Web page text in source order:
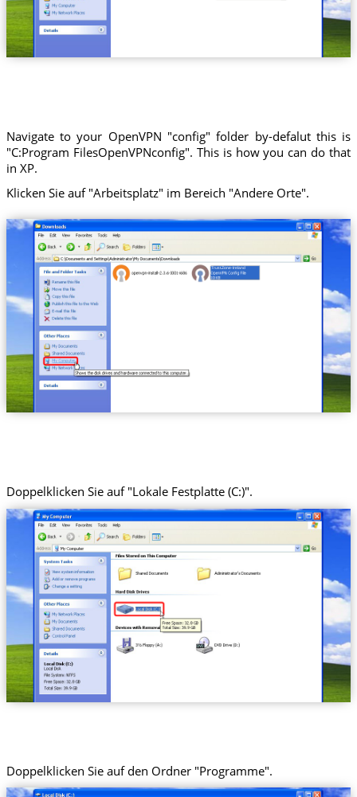
Navigate to your OpenVPN "config" folder by-defalut this is
"C:Program FilesOpenVPNconfig". This is how you can do that
in XP.
Klicken Sie auf "Arbeitsplatz" im Bereich "Andere Orte".
Trust.Zone-Ireland
Doppelklicken Sie auf "Lokale Festplatte (C:)".
Doppelklicken Sie auf den Ordner "Programme".